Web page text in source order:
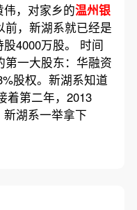
，对家乡的温州银
前，新湖系就已经是
4000万股。 时间
第一大股东：华融资
股权。新湖系知道
着第二年，2013
湖系一举拿下